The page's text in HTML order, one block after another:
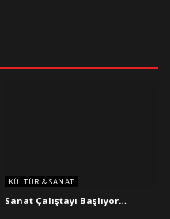
KÜLTÜR & SANAT
Sanat Çalıştayı Başlıyor…